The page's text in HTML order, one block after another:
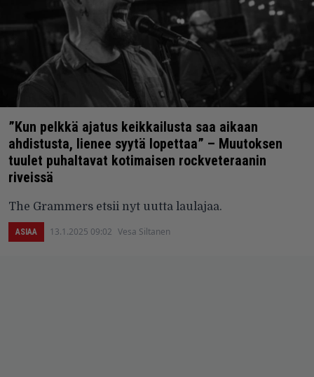
”Kun pelkkä ajatus keikkailusta saa aikaan
ahdistusta, lienee syytä lopettaa” – Muutoksen
tuulet puhaltavat kotimaisen rockveteraanin
riveissä
The Grammers etsii nyt uutta laulajaa.
ASIAA 13.1.2025 09:02 Vesa Siltanen